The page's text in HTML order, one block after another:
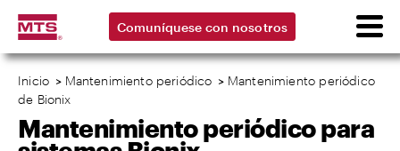
Comuníquese con nosotros
Inicio > Mantenimiento periódico > Mantenimiento periódico
de Bionix
Mantenimiento periódico para